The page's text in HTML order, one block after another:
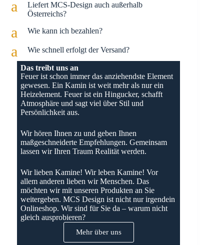
a
Liefert MCS-Design auch außerhalb
Österreichs?
a Wie kann ich bezahlen?
a Wie schnell erfolgt der Versand?
Das treibt uns an
Feuer ist schon immer das anziehendste Element
gewesen. Ein Kamin ist weit mehr als nur ein
Heizelement. Feuer ist ein Hingucker, schafft
Atmosphäre und sagt viel über Stil und
Persönlichkeit aus.
Wir hören Ihnen zu und geben Ihnen
maßgeschneiderte Empfehlungen. Gemeinsam
lassen wir Ihren Traum Realität werden.
Wir lieben Kamine! Wir leben Kamine! Vor
allem anderen lieben wir Menschen. Das
möchten wir mit unseren Produkten an Sie
weitergeben. MCS Design ist nicht nur irgendein
Onlineshop. Wir sind für Sie da – warum nicht
gleich ausprobieren?
Mehr über uns